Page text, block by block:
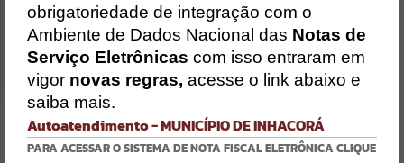
ENVIAR PROPOSTA
DE LICITAÇÕES
CONSULTA DE
PROTOCOLO
FOLHA DE
PAGAMENTO
obrigatoriedade de integração com o
Ambiente de Dados Nacional das Notas de
Serviço Eletrônicas com isso entraram em
vigor novas regras, acesse o link abaixo e
saiba mais.
Autoatendimento - MUNICÍPIO DE INHACORÁ
PARA ACESSAR O SISTEMA DE NOTA FISCAL ELETRÔNICA CLIQUE
Erro
Gerenciamento do Sistema
Ocorreu um erro de script:
Uncaught SyntaxError: Unexpected token '('
https://inhacora.atende.net/cidadao/pagina/static/bundle/wpo_inde